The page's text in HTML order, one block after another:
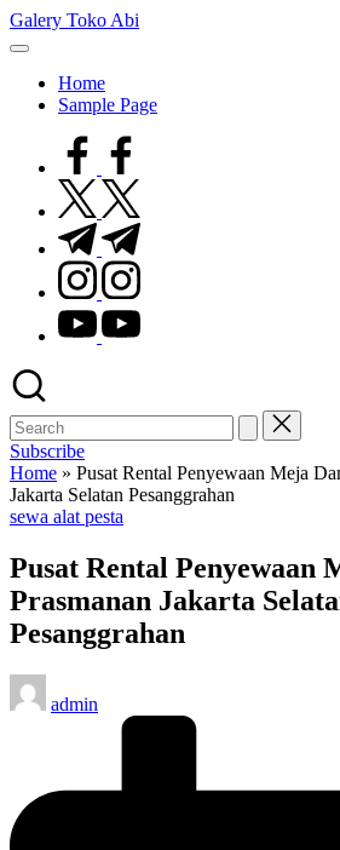
Skip
to
Galery Toko Abi
Home
Sample Page
facebook.com
twitter.com
t.me
instagram.com
youtube.com
Subscribe
Home » Pusat Rental Penyewaan Meja
Jakarta Selatan Pesanggrahan
Posted
sewa alat pesta
Pusat Rental Penyewaan
Prasmanan Jakarta
Pesanggrahan
Posted
by
admin